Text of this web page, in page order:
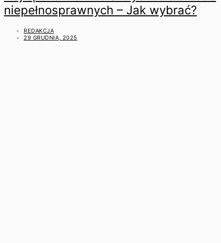
niepełnosprawnych – Jak wybrać?
REDAKCJA
29 GRUDNIA, 2025